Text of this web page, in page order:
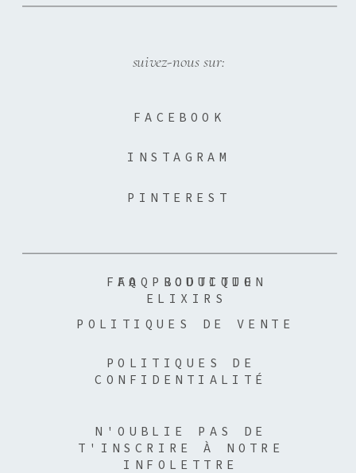
N'OUBLIE PAS DE
T'INSCRIRE À NOTRE
INFOLETTRE
PINTEREST
INSTAGRAM
FACEBOOK
suivez-nous sur:
POLITIQUES DE VENTE
POLITIQUES DE
CONFIDENTIALITÉ
FAQ BOUTIQUE
FAQ PRODUCTION
ELIXIRS